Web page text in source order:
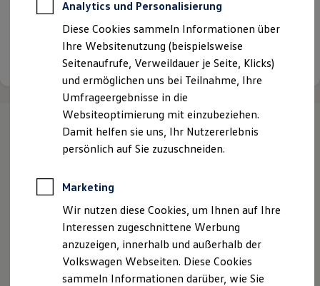
Professional Class bei Volkswagen
Behörden
Direktkunden
Sonderfahrzeuge
Anpfiff zum Gewinn
Elektromobilität
Elektroautos
ID. Tutorials
Elektrofahrzeugkonzepte
ID. EVERY1
Reichweite
Rekuperation
Laden unterwegs
Laden Zuhause
Ladestationen finden
Ladezeitensimulator
Batterie
Sicherheit
Gebrauchtwagen.
Details ansehen
Ihrenächsten
Schritte
Probefahrt vereinbaren
Analytics und Personalisierung
Diese Cookies sammeln Informationen über
Ihre Websitenutzung (beispielsweise
Seitenaufrufe, Verweildauer je Seite, Klicks)
und ermöglichen uns bei Teilnahme, Ihre
Umfrageergebnisse in die
Websiteoptimierung mit einzubeziehen.
Damit helfen sie uns, Ihr Nutzererlebnis
persönlich auf Sie zuzuschneiden.
Marketing
Wir nutzen diese Cookies, um Ihnen auf Ihre
Interessen zugeschnittene Werbung
anzuzeigen, innerhalb und außerhalb der
Volkswagen Webseiten. Diese Cookies
sammeln Informationen darüber, wie Sie